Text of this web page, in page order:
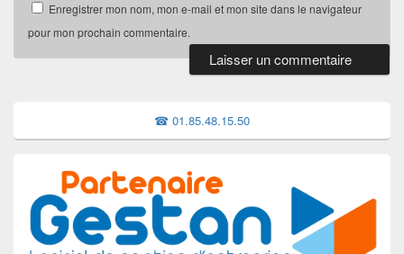
Enregistrer mon nom, mon e-mail et mon site dans le navigateur
pour mon prochain commentaire.
pour
latérale
☎ 01.85.48.15.50